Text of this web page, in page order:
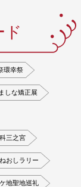
環幸祭
しな矯正展
三之宮
おしラリー
地聖地巡礼